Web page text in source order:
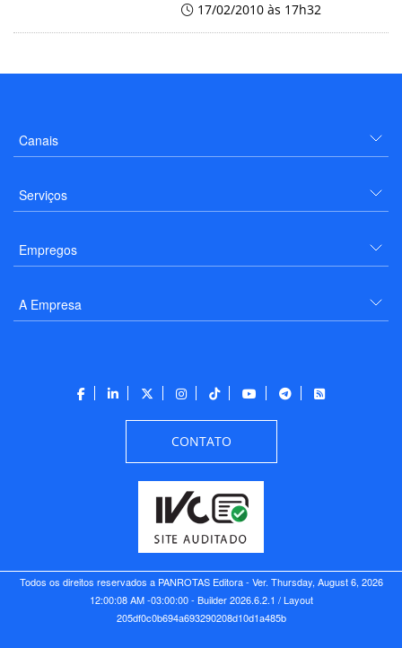
17/02/2010 às 17h32
Canais
Serviços
Empregos
A Empresa
CONTATO
Todos os direitos reservados a PANROTAS Editora - Ver. Thursday, August 6, 2026
12:00:08 AM -03:00:00 - Builder 2026.6.2.1 / Layout
205df0c0b694a693290208d10d1a485b